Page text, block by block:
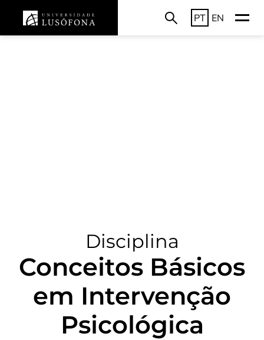
PT EN
Disciplina
Conceitos Básicos
em Intervenção
Psicológica